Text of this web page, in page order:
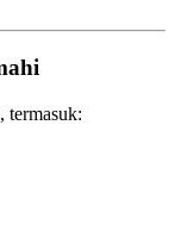
termasuk: